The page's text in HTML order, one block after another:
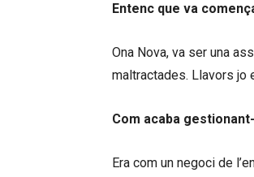
Entenc que va
Ona Nova, va ser una
maltractades. Llavors jo
Com acaba
Era com un negoci de